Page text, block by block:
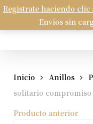
Registrate haciendo clic
Envíos sin
Skip
main
search
Carrito
Inicio Anillos
solitario
Producto anterior